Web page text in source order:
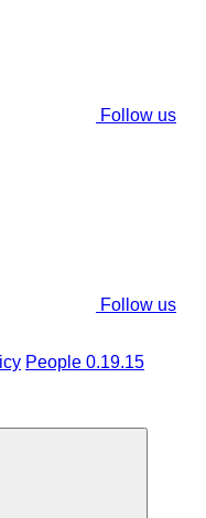
Follow us
Follow us
People 0.19.15